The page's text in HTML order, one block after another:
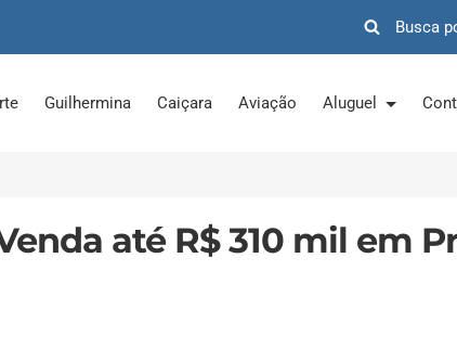
Guilhermina Caiçara Aviação Aluguel
até R$ 310 mil em